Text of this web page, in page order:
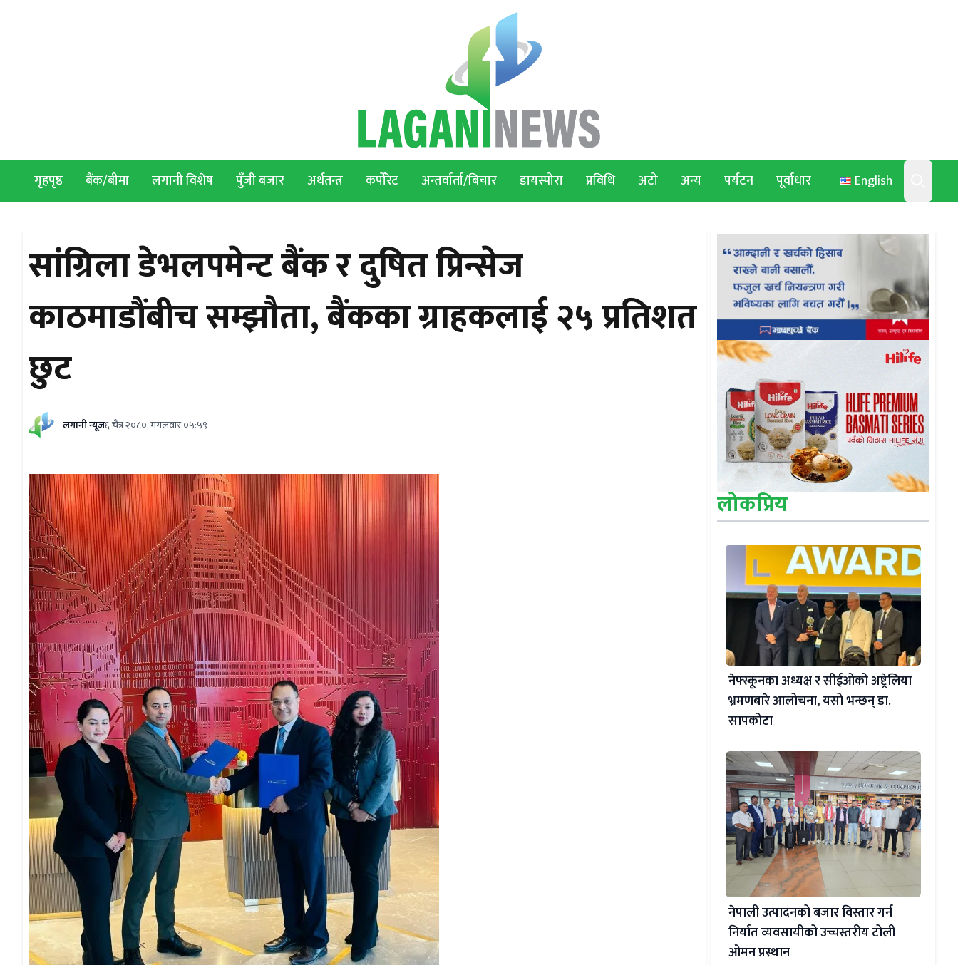
English
Search
गृहपृष्ठ बैंक/बीमा लगानी विशेष पुँजी बजार अर्थतन्त्र कर्पोरेट अन्तर्वार्ता/बिचार डायस्पोरा प्रविधि अटो अन्य पर्यटन पूर्वाधार
सांग्रिला डेभलपमेन्ट बैंक र दुषित प्रिन्सेज
काठमाडौंबीच सम्झौता, बैंकका ग्राहकलाई २५ प्रतिशत
छुट
लगानी न्यूज६ चैत्र २०८०, मंगलवार ०५:५९
लोकप्रिय
नेफ्स्कूनका अध्यक्ष र सीईओको अष्ट्रेलिया
भ्रमणबारे आलोचना, यसो भन्छन् डा‍.
सापकोटा
नेपाली उत्पादनको बजार विस्तार गर्न
निर्यात व्यवसायीको उच्चस्तरीय टोली
ओमन प्रस्थान